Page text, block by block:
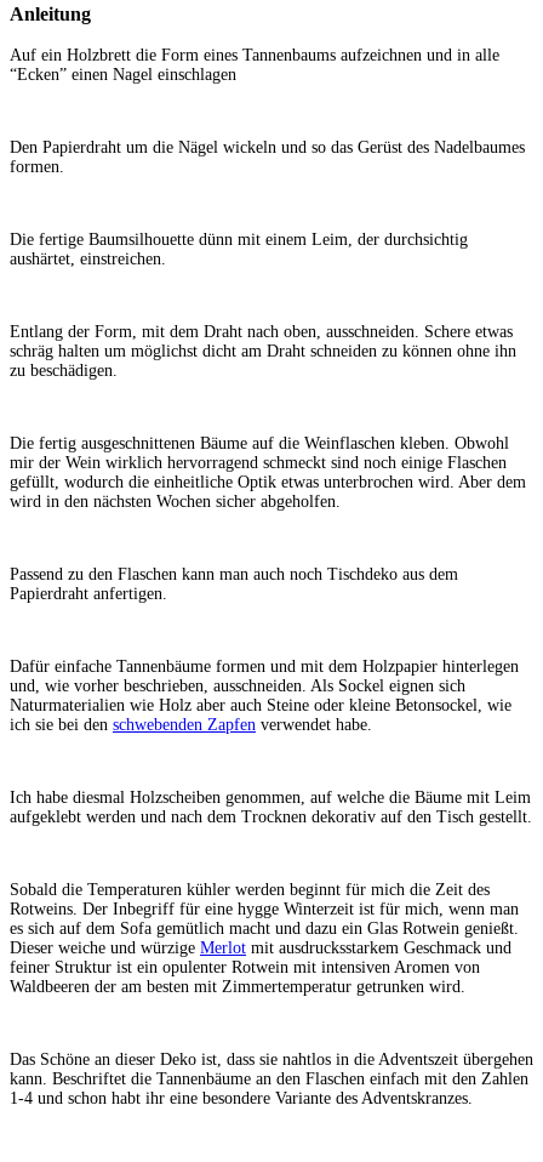
Anleitung
Auf ein Holzbrett die Form eines Tannenbaums aufzeichnen und in alle
“Ecken” einen Nagel einschlagen
Den Papierdraht um die Nägel wickeln und so das Gerüst des Nadelbaumes
formen.
Die fertige Baumsilhouette dünn mit einem Leim, der durchsichtig
aushärtet, einstreichen.
Entlang der Form, mit dem Draht nach oben, ausschneiden. Schere etwas
schräg halten um möglichst dicht am Draht schneiden zu können ohne ihn
zu beschädigen.
Die fertig ausgeschnittenen Bäume auf die Weinflaschen kleben. Obwohl
mir der Wein wirklich hervorragend schmeckt sind noch einige Flaschen
gefüllt, wodurch die einheitliche Optik etwas unterbrochen wird. Aber dem
wird in den nächsten Wochen sicher abgeholfen.
Passend zu den Flaschen kann man auch noch Tischdeko aus dem
Papierdraht anfertigen.
Dafür einfache Tannenbäume formen und mit dem Holzpapier hinterlegen
und, wie vorher beschrieben, ausschneiden. Als Sockel eignen sich
Naturmaterialien wie Holz aber auch Steine oder kleine Betonsockel, wie
ich sie bei den schwebenden Zapfen verwendet habe.
Ich habe diesmal Holzscheiben genommen, auf welche die Bäume mit Leim
aufgeklebt werden und nach dem Trocknen dekorativ auf den Tisch gestellt.
Sobald die Temperaturen kühler werden beginnt für mich die Zeit des
Rotweins. Der Inbegriff für eine hygge Winterzeit ist für mich, wenn man
es sich auf dem Sofa gemütlich macht und dazu ein Glas Rotwein genießt.
Dieser weiche und würzige Merlot mit ausdrucksstarkem Geschmack und
feiner Struktur ist ein opulenter Rotwein mit intensiven Aromen von
Waldbeeren der am besten mit Zimmertemperatur getrunken wird.
Das Schöne an dieser Deko ist, dass sie nahtlos in die Adventszeit übergehen
kann. Beschriftet die Tannenbäume an den Flaschen einfach mit den Zahlen
1-4 und schon habt ihr eine besondere Variante des Adventskranzes.